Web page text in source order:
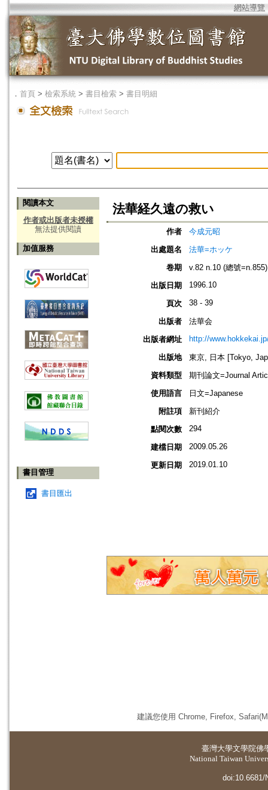
網站導覽
． 首頁 > 檢索系統 > 書目檢索 > 書目明細
閱讀本文
作者或出版者未授權
無法提供閱讀
加值服務
書目管理
書目匯出
法華経久遠の救い
作者
今成元昭
出處題名
法華=ホッケ
卷期
v.82 n.10 (總號=n.855)
出版日期
1996.10
頁次 38 - 39
出版者
法華会
出版者網址
http://
出版地
東京, 日本 [Tokyo,
資料類型
期刊論文=Journal
使用語言
日文=Japanese
附註項
新刊紹介
點閱次數
294
建檔日期 2009.05.26
更新日期 2019.01.10
建議您使用 Chrome, Firefox,
臺灣大學文學院佛
National Taiwan
doi:10.6681/